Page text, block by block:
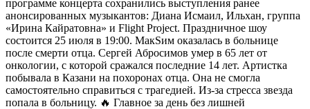
программе концерта сохранились выступления ранее
анонсированных музыкантов: Диана Исмаил, Ильхан, группа
«Ирина Кайратовна» и Flight Project. Праздничное шоу
состоится 25 июля в 19:00. МакSим оказалась в больнице
после смерти отца. Сергей Абросимов умер в 65 лет от
онкологии, с которой сражался последние 14 лет. Артистка
побывала в Казани на похоронах отца. Она не смогла
самостоятельно справиться с трагедией. Из-за стресса звезда
попала в больницу. 🔥 Главное за день без лишней